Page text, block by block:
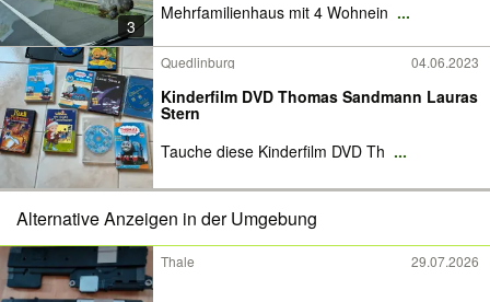
3
Mehrfamilienhaus mit 4 Wohnein ...
Quedlinburg 04.06.2023
Kinderfilm DVD Thomas Sandmann Lauras
Stern
Tauche diese Kinderfilm DVD Th ...
Alternative Anzeigen in der Umgebung
Thale 29.07.2026